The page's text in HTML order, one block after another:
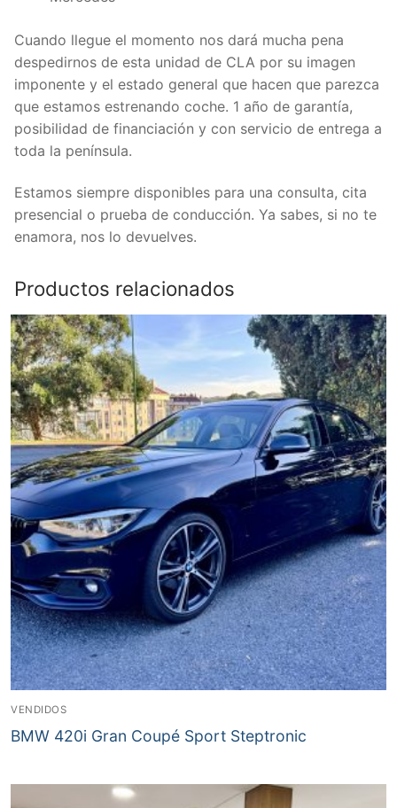
Cuando llegue el momento nos dará mucha pena
despedirnos de esta unidad de CLA por su imagen
imponente y el estado general que hacen que parezca
que estamos estrenando coche. 1 año de garantía,
posibilidad de financiación y con servicio de entrega a
toda la península.
Estamos siempre disponibles para una consulta, cita
presencial o prueba de conducción. Ya sabes, si no te
enamora, nos lo devuelves.
Productos relacionados
VENDIDOS
BMW 420i Gran Coupé Sport Steptronic